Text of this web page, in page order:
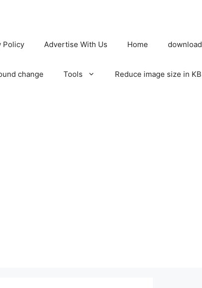
Policy Advertise With Us Home download
change Tools Reduce image size in KB